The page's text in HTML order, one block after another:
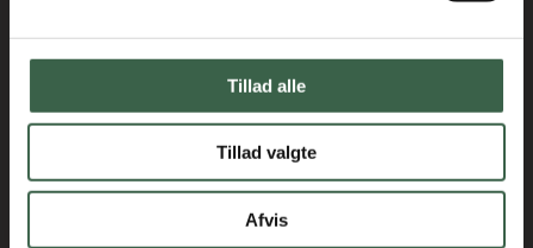
Tillad alle
Tillad valgte
Afvis
Kost og Ernæringsforbundet
2300 København S